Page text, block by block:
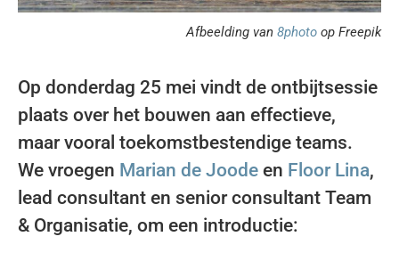
Afbeelding van 8photo op Freepik
Op donderdag 25 mei vindt de ontbijtsessie
plaats over het bouwen aan effectieve,
maar vooral toekomstbestendige teams.
We vroegen Marian de Joode en Floor Lina,
lead consultant en senior consultant Team
& Organisatie, om een introductie: